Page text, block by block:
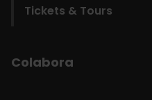
Tickets & Tours
Colabora